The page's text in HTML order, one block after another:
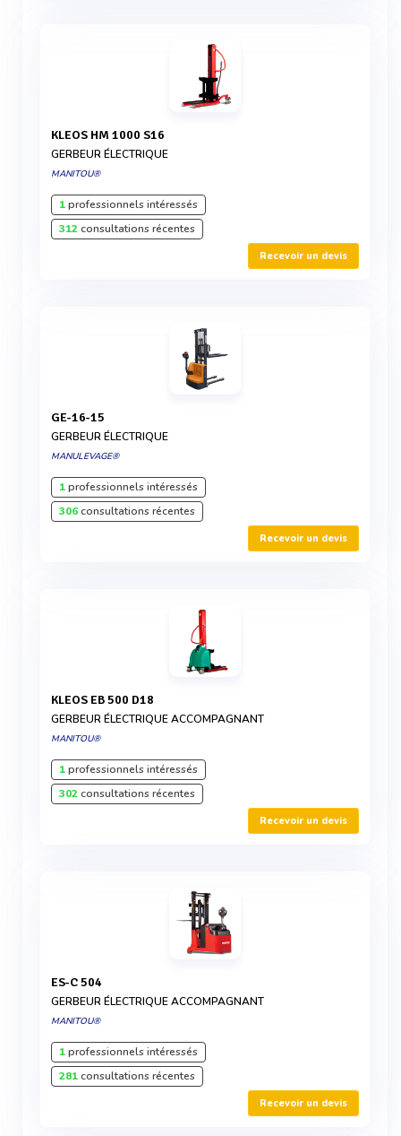
KLEOS HM 1000 S16
GERBEUR ÉLECTRIQUE
MANITOU®
1professionnels intéressés
312consultations récentes
Recevoir un devis
GE-16-15
GERBEUR ÉLECTRIQUE
MANULEVAGE®
1professionnels intéressés
306consultations récentes
Recevoir un devis
KLEOS EB 500 D18
GERBEUR ÉLECTRIQUE ACCOMPAGNANT
MANITOU®
1professionnels intéressés
302consultations récentes
Recevoir un devis
ES-C 504
GERBEUR ÉLECTRIQUE ACCOMPAGNANT
MANITOU®
1professionnels intéressés
281consultations récentes
Recevoir un devis